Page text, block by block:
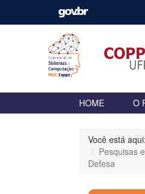
HOME O
Você está aqui:
Pesquisas
Defesa